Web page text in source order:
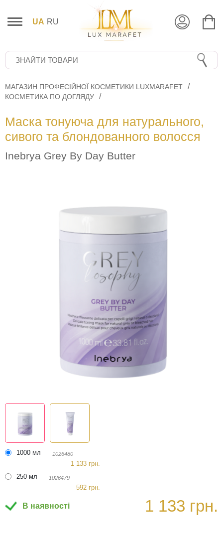
UA RU
МАГАЗИН ПРОФЕСІЙНОЇ КОСМЕТИКИ LUXMARAFET
КОСМЕТИКА ПО ДОГЛЯДУ
Маска тонуюча для натурального,
сивого та блондованного волосся
Inebrya Grey By Day Butter
1000 мл 1026480
1 133 грн.
250 мл
1026479
592 грн.
В наявності 1 133 грн.